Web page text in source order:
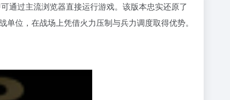
通过主流浏览器直接运行游戏。该版本忠实还原了
位，在战场上凭借火力压制与兵力调度取得优势。